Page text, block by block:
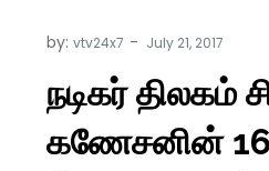
by:vtv24x7
நடிகர் திலகம்
கணேசனின்